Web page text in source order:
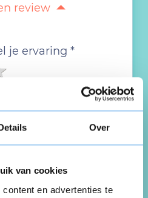
Over
van cookies
en advertenties te
review
je ervaring *